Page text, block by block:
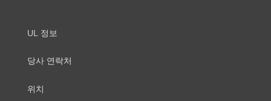
UL 정보
당사 연락처
위치